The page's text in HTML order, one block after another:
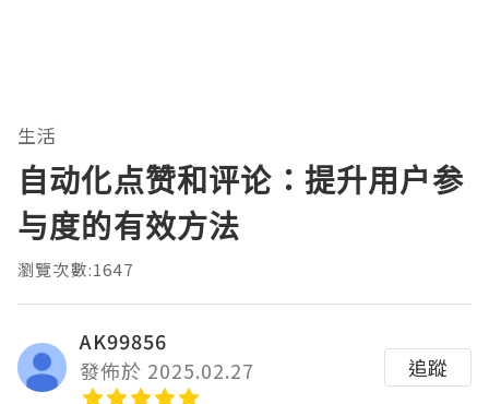
生活
自动化点赞和评论：提升用户参
与度的有效方法
瀏覽次數:1647
AK99856
發佈於 2025.02.27
追蹤